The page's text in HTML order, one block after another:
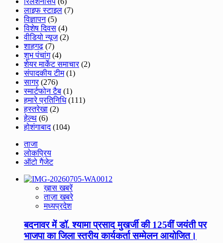
लाइफ स्टाइल (7)
विज्ञापन(5)
विशेष दिवस (4)
वीडियो न्यूज(2)
शाहगढ़ (7)
शुभ पंचांग(4)
शेयर मार्केट समाचार(2)
संपादकीय टीम(1)
सागर(276)
स्मार्टफोन टैब (1)
हमारे प्रतिनिधि(111)
हस्तरेखा (2)
हेल्थ (6)
होशंगाबाद(104)
ताजा
लोकप्रिय
ऑटो गैजेट
ख़ास खबरें
ताज़ा खबरे
मध्यप्रदेश
बदनावर में डॉ. श्यामा प्रसाद मुखर्जी की 125वीं जयंती पर
भाजपा का जिला स्तरीय कार्यकर्ता सम्मेलन आयोजित।